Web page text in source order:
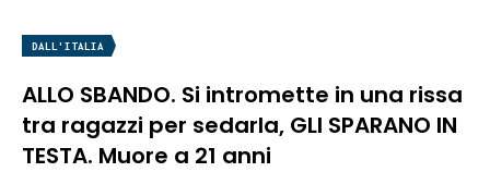
DALL'ITALIA
ALLO SBANDO. Si intromette in una rissa
tra ragazzi per sedarla, GLI SPARANO IN
TESTA. Muore a 21 anni